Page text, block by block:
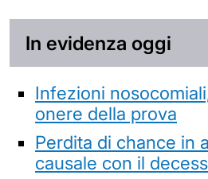
In evidenza oggi
Infezioni
onere della prova
Perdita di chance in
causale con il